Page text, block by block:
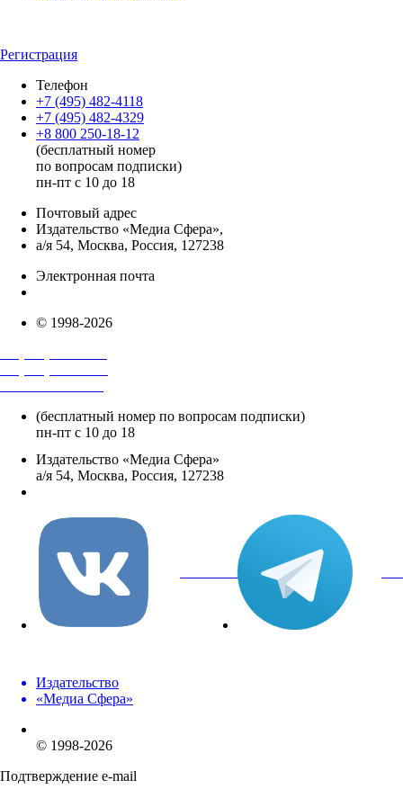
Регистрация
Телефон
+7 (495) 482-4118
+7 (495) 482-4329
+8 800 250-18-12
(бесплатный номер
по вопросам подписки)
пн-пт с 10 до 18
Почтовый адрес
Издательство «Медиа Сфера»,
а/я 54, Москва, Россия, 127238
Электронная почта
© 1998-2026
(бесплатный номер по вопросам подписки)
пн-пт с 10 до 18
Издательство «Медиа Сфера»
а/я 54, Москва, Россия, 127238
вКонтакте
Издательство
«Медиа Сфера»
© 1998-2026
Подтверждение e-mail